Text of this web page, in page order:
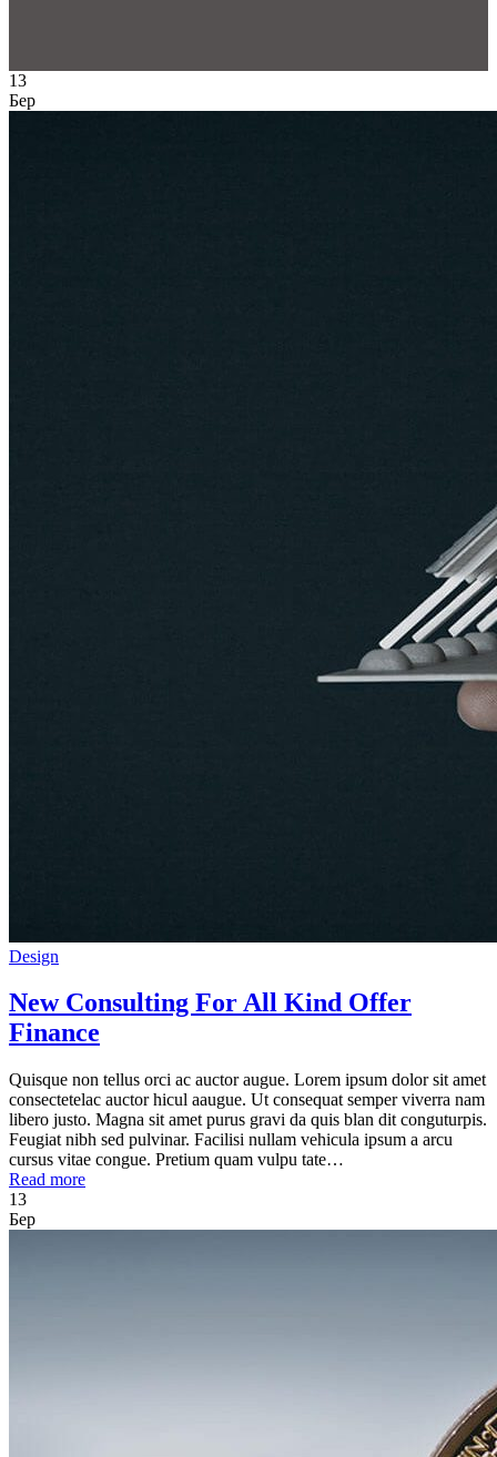
13
Бер
Design
New Consulting For All Kind Offer
Finance
Quisque non tellus orci ac auctor augue. Lorem ipsum dolor sit amet
consectetelac auctor hicul aaugue. Ut consequat semper viverra nam
libero justo. Magna sit amet purus gravi da quis blan dit conguturpis.
Feugiat nibh sed pulvinar. Facilisi nullam vehicula ipsum a arcu
cursus vitae congue. Pretium quam vulpu tate…
Read more
13
Бер